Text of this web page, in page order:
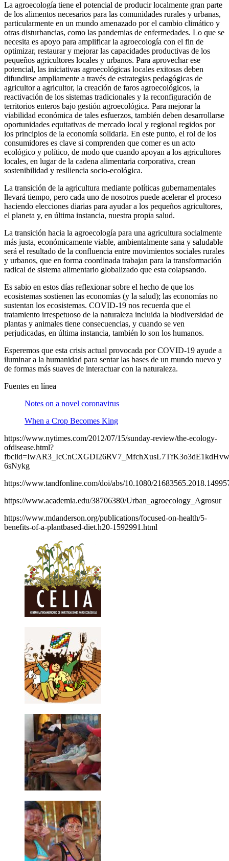
La agroecología tiene el potencial de producir localmente gran parte
de los alimentos necesarios para las comunidades rurales y urbanas,
particularmente en un mundo amenazado por el cambio climático y
otras disturbancias, como las pandemias de enfermedades. Lo que se
necesita es apoyo para amplificar la agroecología con el fin de
optimizar, restaurar y mejorar las capacidades productivas de los
pequeños agricultores locales y urbanos. Para aprovechar ese
potencial, las iniciativas agroecológicas locales exitosas deben
difundirse ampliamente a través de estrategias pedagógicas de
agricultor a agricultor, la creación de faros agroecológicos, la
reactivación de los sistemas tradicionales y la reconfiguración de
territorios enteros bajo gestión agroecológica. Para mejorar la
viabilidad económica de tales esfuerzos, también deben desarrollarse
oportunidades equitativas de mercado local y regional regidos por
los principios de la economía solidaria. En este punto, el rol de los
consumidores es clave si comprenden que comer es un acto
ecológico y político, de modo que cuando apoyan a los agricultores
locales, en lugar de la cadena alimentaria corporativa, crean
sostenibilidad y resiliencia socio-ecológica.
La transición de la agricultura mediante políticas gubernamentales
llevará tiempo, pero cada uno de nosotros puede acelerar el proceso
haciendo elecciones diarias para ayudar a los pequeños agricultores,
el planeta y, en última instancia, nuestra propia salud.
La transición hacia la agroecología para una agricultura socialmente
más justa, económicamente viable, ambientalmente sana y saludable
será el resultado de la confluencia entre movimientos sociales rurales
y urbanos, que en forma coordinada trabajan para la transformación
radical de sistema alimentario globalizado que esta colapsando.
Es sabio en estos días reflexionar sobre el hecho de que los
ecosistemas sostienen las economías (y la salud); las economías no
sustentan los ecosistemas. COVID-19 nos recuerda que el
tratamiento irrespetuoso de la naturaleza incluida la biodiversidad de
plantas y animales tiene consecuencias, y cuando se ven
perjudicadas, en última instancia, también lo son los humanos.
Esperemos que esta crisis actual provocada por COVID-19 ayude a
iluminar a la humanidad para sentar las bases de un mundo nuevo y
de formas más suaves de interactuar con la naturaleza.
Fuentes en línea
Notes on a novel coronavirus
When a Crop Becomes King
https://www.nytimes.com/2012/07/15/sunday-review/the-ecology-
ofdisease.html?
6sNykg
https://www.tandfonline.com/doi/abs/10.1080/
https://www.academia.edu/38706380/Urban_agroecology_Agrosur
https://www.mdanderson.org/publications/focused-on-health/5-
benefits-of-a-plantbased-diet.h20-1592991.html